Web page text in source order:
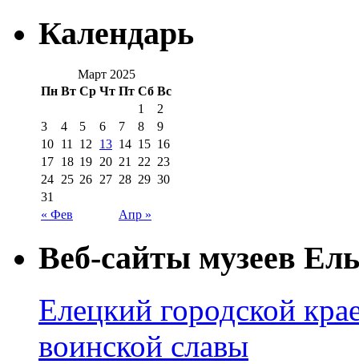
Календарь
Март 2025
Пн Вт Ср Чт Пт Сб Вс
« Фев Апр »
1
2
3
4 5 6 7 8
9
10 11 12 13 14 15 16
17 18 19 20 21 22 23
24 25 26 27 28 29 30
31
Веб-сайты музеев
Елецкий городской
воинской славы